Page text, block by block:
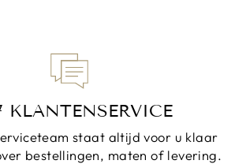
KLANTENSERVICE
staat altijd voor u klaar
bestellingen, maten of levering.